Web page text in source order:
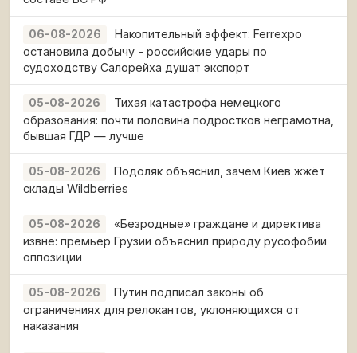
06-08-2026
Накопительный эффект: Ferrexpo
остановила добычу - российские удары по
судоходству Салорейха душат экспорт
05-08-2026
Тихая катастрофа немецкого
образования: почти половина подростков неграмотна,
бывшая ГДР — лучше
05-08-2026
Подоляк объяснил, зачем Киев жжёт
склады Wildberries
05-08-2026
«Безродные» граждане и директива
извне: премьер Грузии объяснил природу русофобии
оппозиции
05-08-2026
Путин подписал законы об
ограничениях для релокантов, уклоняющихся от
наказания